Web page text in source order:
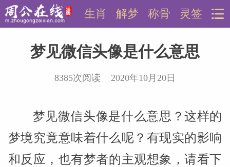
灵签
称骨
解梦
生肖
梦见微信头像是什么意思
8385次阅读 2020年10月20日
梦见微信头像是什么意思？这样的
梦境究竟意味着什么呢？有现实的影响
和反应，也有梦者的主观想象，请看下